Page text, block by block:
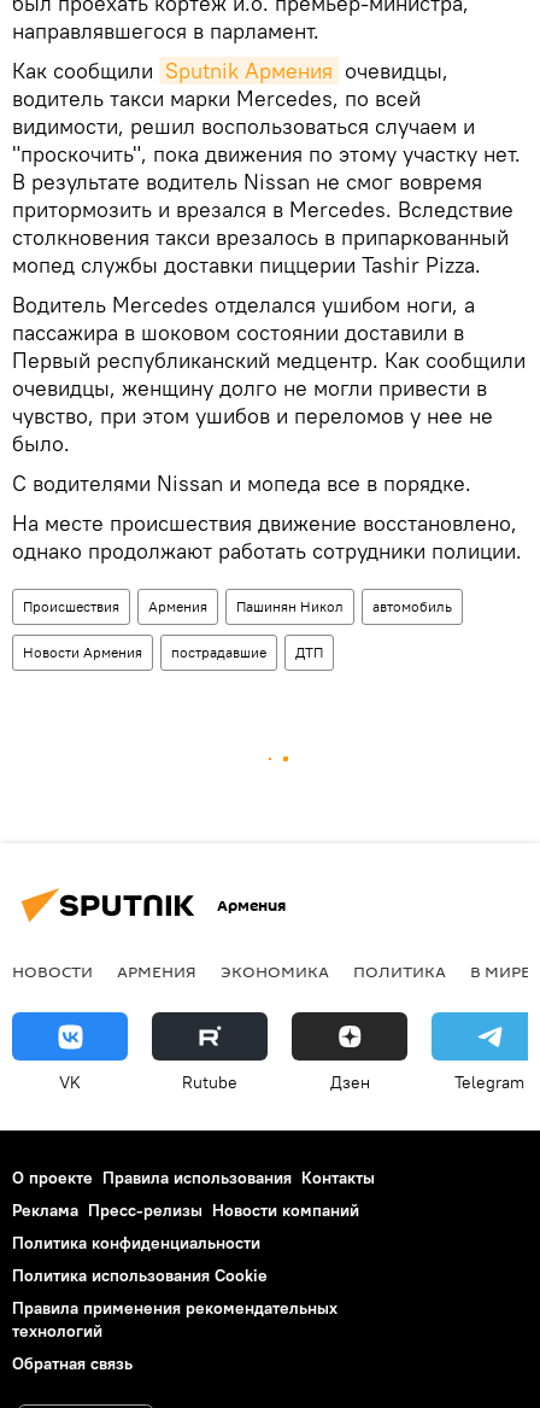
направлявшегося в парламент.
Как сообщили Sputnik Армения очевидцы,
водитель такси марки Mercedes, по всей
видимости, решил воспользоваться случаем и
"проскочить", пока движения по этому участку нет.
В результате водитель Nissan не смог вовремя
притормозить и врезался в Mercedes. Вследствие
столкновения такси врезалось в припаркованный
мопед службы доставки пиццерии Tashir Pizza.
Водитель Mercedes отделался ушибом ноги, а
пассажира в шоковом состоянии доставили в
Первый республиканский медцентр. Как сообщили
очевидцы, женщину долго не могли привести в
чувство, при этом ушибов и переломов у нее не
было.
С водителями Nissan и мопеда все в порядке.
На месте происшествия движение восстановлено,
однако продолжают работать сотрудники полиции.
Происшествия Армения Пашинян Никол автомобиль
Новости Армения пострадавшие ДТП
Армения
НОВОСТИ АРМЕНИЯ ЭКОНОМИКА ПОЛИТИКА В МИРЕ
VK Rutube Дзен Telegram
О проекте Правила использования Контакты
Реклама Пресс-релизы Новости компаний
Политика конфиденциальности
Политика использования Cookie
Правила применения рекомендательных
технологий
Обратная связь